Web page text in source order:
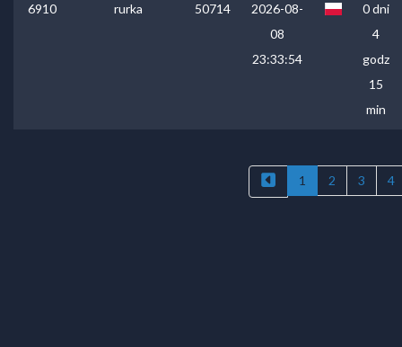
6910 rurka 50714
2026-08-
08
23:33:54
0 dni
4
godz
15
min
1 2 3 4